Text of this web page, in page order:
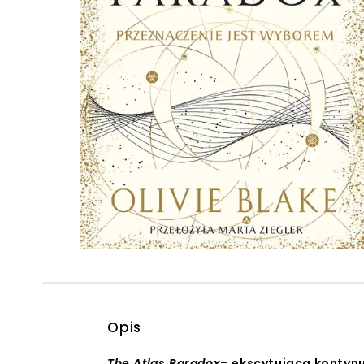
Opis
Powiększony kursor
Pomoc w czytaniu
Podkreślenie linków